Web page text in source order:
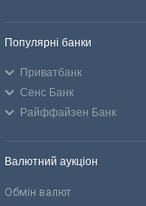
Популярні банки
Приватбанк
Сенс Банк
Райффайзен Банк
Валютний аукціон
Обмін валют